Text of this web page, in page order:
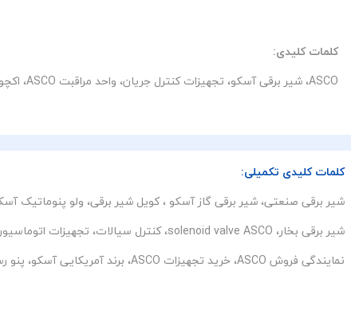
کلمات کلیدی:
کلمات کلیدی تکمیلی:
شیر برقی صنعتی، شیر برقی گاز آسکو ، کویل شیر برقی، ولو پنوماتیک
شیر برقی بخار، solenoid valve ASCO، کنترل سیالات، تجهیزات اتوماسیون صنعتی، شیر برقی برنجی آسکو،
نمایندگی فروش ASCO، خرید تجهیزات ASCO، برند آمریکایی آسکو، پنو رسان ASCO ایران